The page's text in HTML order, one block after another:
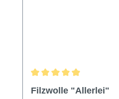
Filzwolle "Allerlei"